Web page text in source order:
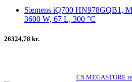
Siemens iQ700 HN978GQB1,
3600 W, 67 L, 300 °C
26324,78 kr.
CS MEGASTORE